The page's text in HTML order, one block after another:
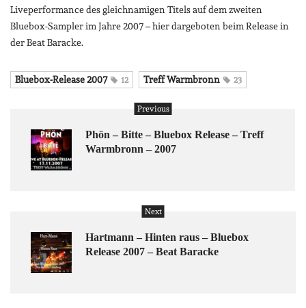
Liveperformance des gleichnamigen Titels auf dem zweiten
Bluebox-Sampler im Jahre 2007 – hier dargeboten beim Release in
der Beat Baracke.
Bluebox-Release 2007 12 Treff Warmbronn 23
Previous
Phön – Bitte – Bluebox Release – Treff
Warmbronn – 2007
Next
Hartmann – Hinten raus – Bluebox
Release 2007 – Beat Baracke